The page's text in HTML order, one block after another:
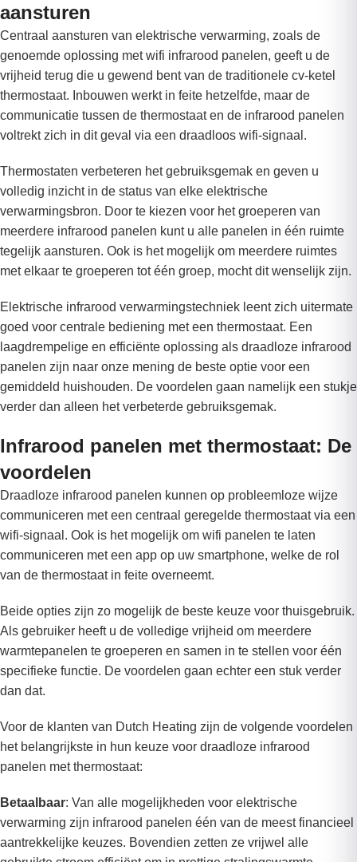
aansturen
Centraal aansturen van elektrische verwarming, zoals de
genoemde oplossing met wifi infrarood panelen, geeft u de
vrijheid terug die u gewend bent van de traditionele cv-ketel
thermostaat. Inbouwen werkt in feite hetzelfde, maar de
communicatie tussen de thermostaat en de infrarood panelen
voltrekt zich in dit geval via een draadloos wifi-signaal.
Thermostaten verbeteren het gebruiksgemak en geven u
volledig inzicht in de status van elke elektrische
verwarmingsbron. Door te kiezen voor het groeperen van
meerdere infrarood panelen kunt u alle panelen in één ruimte
tegelijk aansturen. Ook is het mogelijk om meerdere ruimtes
met elkaar te groeperen tot één groep, mocht dit wenselijk zijn.
Elektrische infrarood verwarmingstechniek leent zich uitermate
goed voor centrale bediening met een thermostaat. Een
laagdrempelige en efficiënte oplossing als draadloze infrarood
panelen zijn naar onze mening de beste optie voor een
gemiddeld huishouden. De voordelen gaan namelijk een stukje
verder dan alleen het verbeterde gebruiksgemak.
Infrarood panelen met thermostaat: De
voordelen
Draadloze infrarood panelen kunnen op probleemloze wijze
communiceren met een centraal geregelde thermostaat via een
wifi-signaal. Ook is het mogelijk om wifi panelen te laten
communiceren met een app op uw smartphone, welke de rol
van de thermostaat in feite overneemt.
Beide opties zijn zo mogelijk de beste keuze voor thuisgebruik.
Als gebruiker heeft u de volledige vrijheid om meerdere
warmtepanelen te groeperen en samen in te stellen voor één
specifieke functie. De voordelen gaan echter een stuk verder
dan dat.
Voor de klanten van Dutch Heating zijn de volgende voordelen
het belangrijkste in hun keuze voor draadloze infrarood
panelen met thermostaat:
Betaalbaar: Van alle mogelijkheden voor elektrische
verwarming zijn infrarood panelen één van de meest financieel
aantrekkelijke keuzes. Bovendien zetten ze vrijwel alle